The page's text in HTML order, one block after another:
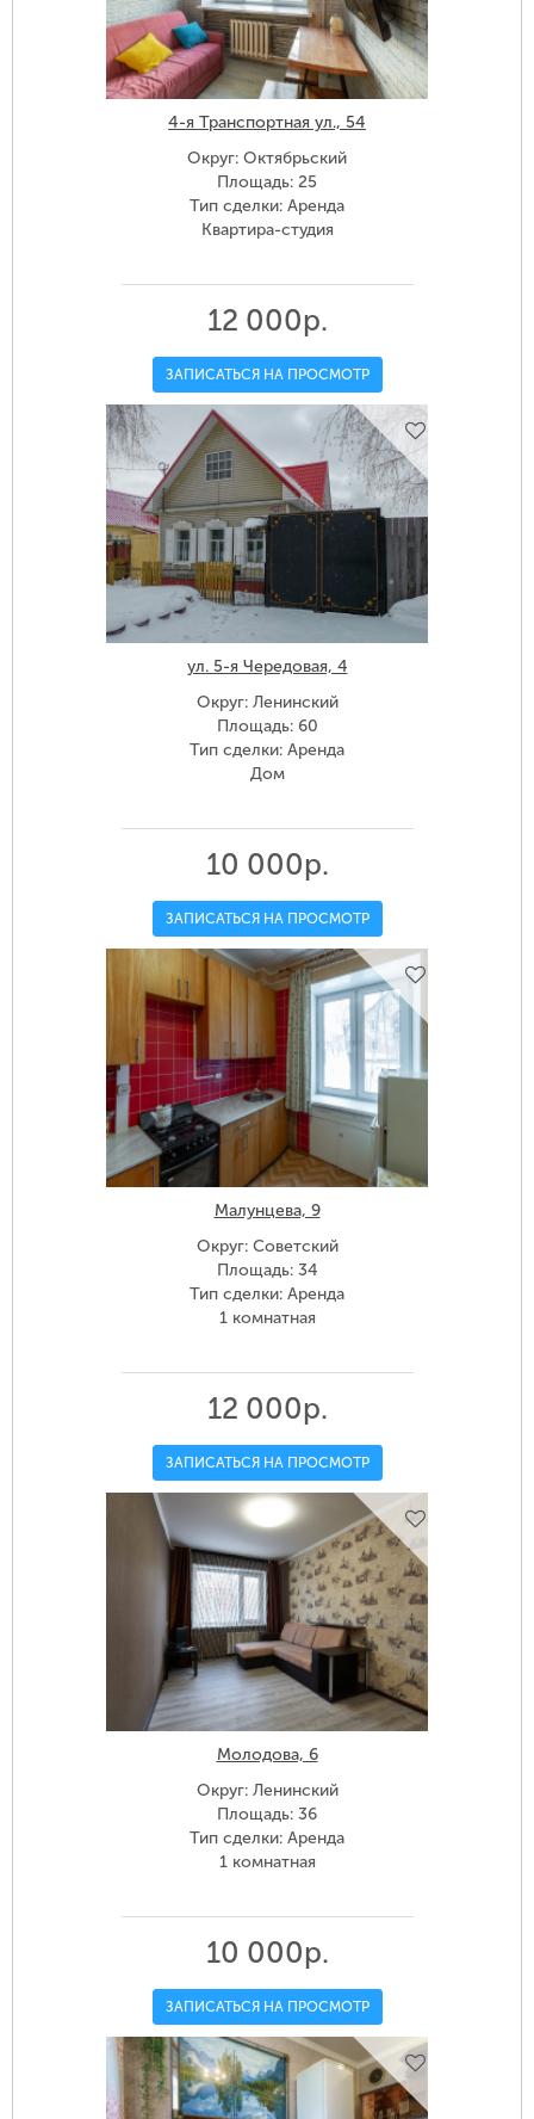
4-я Транспортная ул., 54
Округ: Октябрьский
Площадь: 25
Тип сделки: Аренда
Квартира-студия
12 000р.
ЗАПИСАТЬСЯ НА ПРОСМОТР
ул. 5-я Чередовая, 4
Округ: Ленинский
Площадь: 60
Тип сделки: Аренда
Дом
10 000р.
ЗАПИСАТЬСЯ НА ПРОСМОТР
Малунцева, 9
Округ: Советский
Площадь: 34
Тип сделки: Аренда
1 комнатная
12 000р.
ЗАПИСАТЬСЯ НА ПРОСМОТР
Молодова, 6
Округ: Ленинский
Площадь: 36
Тип сделки: Аренда
1 комнатная
10 000р.
ЗАПИСАТЬСЯ НА ПРОСМОТР